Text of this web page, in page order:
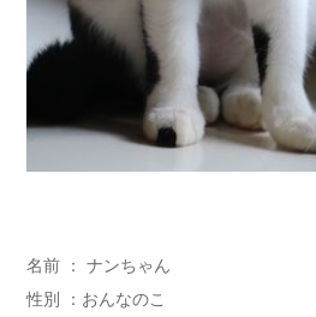
名前 ： ナンちゃん
性別 ：おんなのこ